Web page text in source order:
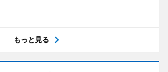
もっと見る